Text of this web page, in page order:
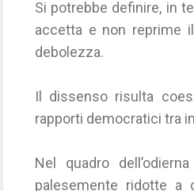
Si potrebbe definire, in
accetta e non reprime
debolezza.
Il dissenso risulta
rapporti democratici tra
Nel quadro
palesemente ridotte a